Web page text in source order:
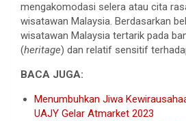
mengakomodasi selera atau cita
wisatawan Malaysia. Berdasarkan
wisatawan Malaysia tertarik pada
(heritage) dan relatif sensitif
BACA JUGA:
Menumbuhkan Jiwa
UAJY Gelar Atmarket 2023